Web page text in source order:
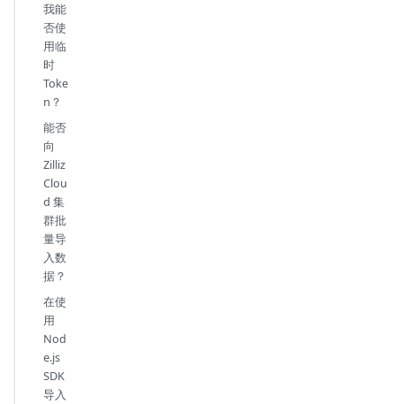
我能
否使
用临
时
Toke
n？
能否
向
Zilliz
Clou
d 集
群批
量导
入数
据？
在使
用
Nod
e.js
SDK
导入